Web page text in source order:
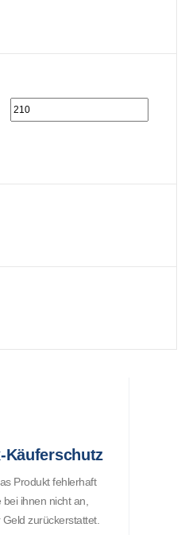
Käuferschutz
Produkt fehlerhaft
ihnen nicht an,
zurückerstattet.